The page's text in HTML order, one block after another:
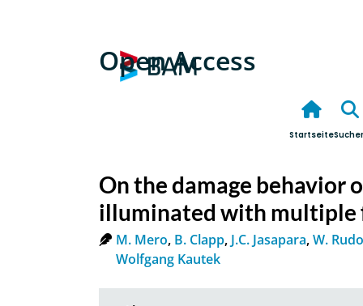
Open Access
Startseite
On the damage behavior
illuminated with multiple
M. Mero, B. Clapp, J.C. Jasapara,W.
Wolfgang Kautek